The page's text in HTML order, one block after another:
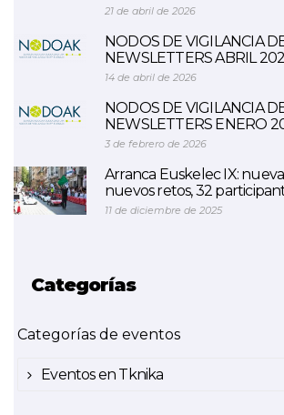
21 de abril de 2026
NODOS DE VIGILANCIA
NEWSLETTERS ABRIL
14 de abril de 2026
NODOS DE VIGILANCIA
NEWSLETTERS ENERO
3 de febrero de 2026
Arranca Euskelec IX:
nuevos retos, 32
11 de diciembre de 2025
Categorías
Categorías de eventos
Eventos en Tknika